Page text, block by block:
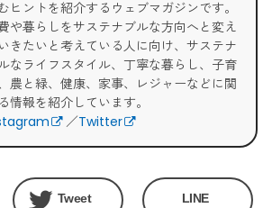
ヒントを紹介するウェブマガジンです。
や暮らしをサステナブルな方向へと変え
きたいと考えている人に向け、サステナ
なライフスタイル、丁寧な暮らし、子育
農と緑、健康、家事、レジャーなどに関
情報を紹介しています。
／Twitter
Tweet LINE